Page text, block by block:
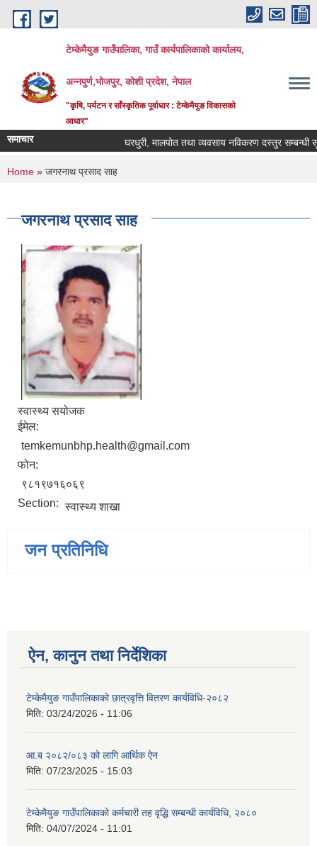
Skip to main content
टेम्केमैयुङ गाउँपालिका, गाउँ कार्यपालिकाको कार्यालय,
अन्नपुर्ण,भोजपुर, कोशी प्रदेश, नेपाल
"कृषि, पर्यटन र साँस्कृतिक पूर्वाधार : टेम्केमैयुङ विकासको
आधार"
समाचार घरधुरी, मालपोत तथा व्यवसाय नविकरण दस्तुर सम्बन्धी
You are here
Home » जगरनाथ प्रसाद साह
जगरनाथ प्रसाद साह
स्वास्थ्य सयोजक
ईमेल:
temkemunbhp.health@gmail.com
फोन:
९८१९७१६०६९
Section: स्वास्थ्य शाखा
जन प्रतिनिधि
ऐन, कानुन तथा निर्देशिका
टेम्केमैयुङ गाउँपालिकाको छात्रवृत्ति वितरण कार्यविधि-२०८२
मिति: 03/24/2026 - 11:06
आ.ब २०८२/०८३ को लागि आर्थिक ऐन
मिति: 07/23/2025 - 15:03
टेम्केमैयुङ गाउँपालिकाको कर्मचारी तह वृद्धि सम्बन्धी कार्यविधि, २०८०
मिति: 04/07/2024 - 11:01